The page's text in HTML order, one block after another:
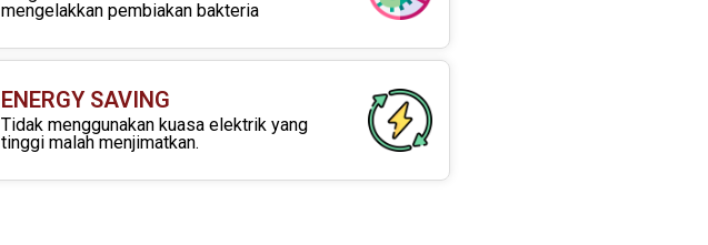
mengelakkan pembiakan bakteria
ENERGY SAVING
Tidak menggunakan kuasa elektrik yang
tinggi malah menjimatkan.